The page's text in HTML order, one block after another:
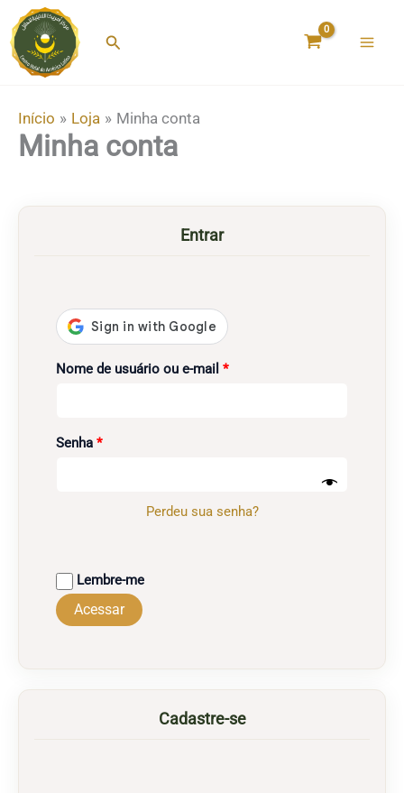
para
Pesquisar
Início Loja Minha conta
Minha conta
Entrar
Nome de usuário ou e-mail *Obrigatório
Senha *Obrigatório
Perdeu sua senha?
Lembre-me
Acessar
Cadastre-se